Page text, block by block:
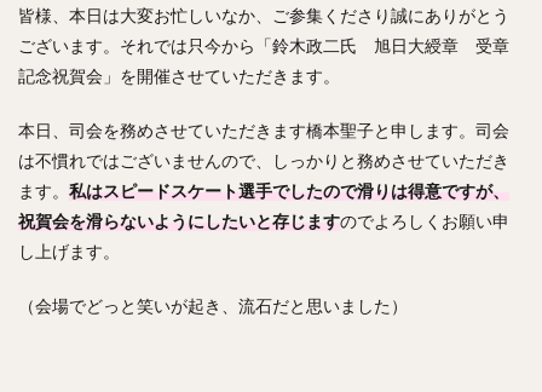
皆様、本日は大変お忙しいなか、ご参集くださり誠にありがとう
ございます。それでは只今から「鈴木政二氏 旭日大綬章 受章
記念祝賀会」を開催させていただきます。
本日、司会を務めさせていただきます橋本聖子と申します。司会
は不慣れではございませんので、しっかりと務めさせていただき
ます。 私はスピードスケート選手でしたので滑りは得意ですが、
祝賀会を滑らないようにしたいと存じますのでよろしくお願い申
し上げます。
（会場でどっと笑いが起き、流石だと思いました）